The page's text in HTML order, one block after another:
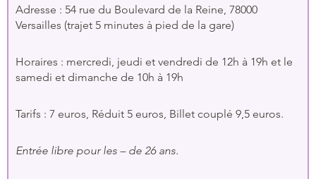
Adresse : 54 rue du Boulevard de la Reine, 78000
Versailles (trajet 5 minutes à pied de la gare)
Horaires : mercredi, jeudi et vendredi de 12h à 19h et le
samedi et dimanche de 10h à 19h
Tarifs : 7 euros, Réduit 5 euros, Billet couplé 9,5 euros.
Entrée libre pour les – de 26 ans.